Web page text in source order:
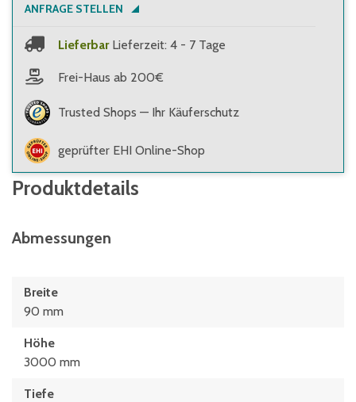
ANFRAGE STELLEN
Lieferbar Lieferzeit: 4 - 7 Tage
Frei-Haus ab 200€
Trusted Shops — Ihr Käuferschutz
geprüfter EHI Online-Shop
Produktdetails
Abmessungen
Breite
90 mm
Höhe
3000 mm
Tiefe